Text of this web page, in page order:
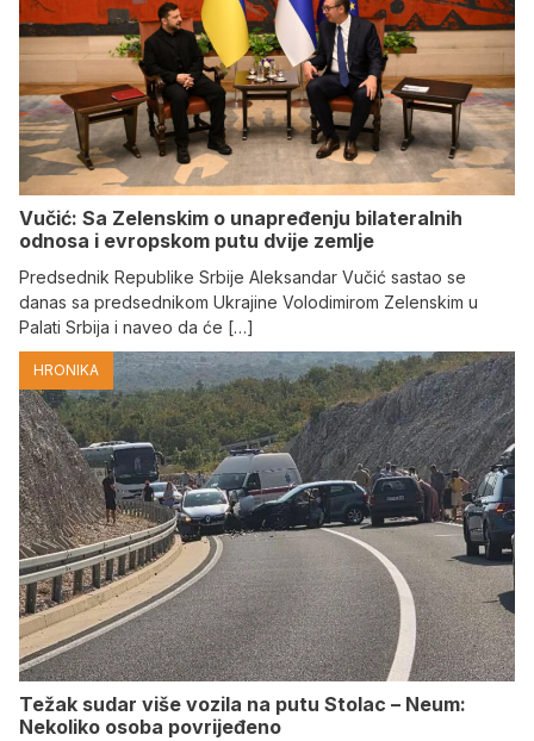
Vučić: Sa Zelenskim o unapređenju bilateralnih
odnosa i evropskom putu dvije zemlje
Predsednik Republike Srbije Aleksandar Vučić sastao se
danas sa predsednikom Ukrajine Volodimirom Zelenskim u
Palati Srbija i naveo da će […]
HRONIKA
Težak sudar više vozila na putu Stolac – Neum:
Nekoliko osoba povrijeđeno